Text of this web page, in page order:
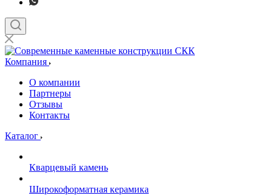
Компания
О компании
Партнеры
Отзывы
Контакты
Каталог
Кварцевый камень
Широкоформатная керамика